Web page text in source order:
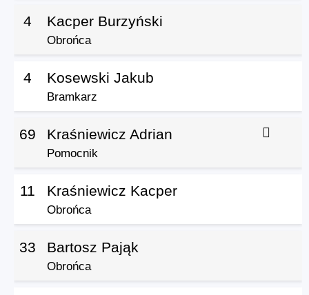
4 Kacper Burzyński
Obrońca
4 Kosewski Jakub
Bramkarz
69 Kraśniewicz Adrian
Pomocnik
11 Kraśniewicz Kacper
Obrońca
33 Bartosz Pająk
Obrońca